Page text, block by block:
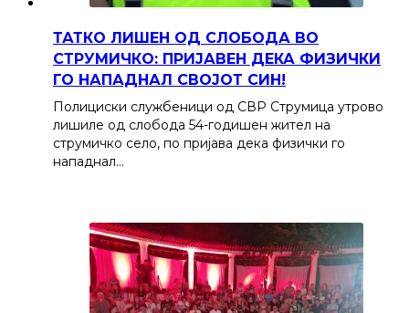
ТАТКО ЛИШЕН ОД СЛОБОДА ВО
СТРУМИЧКО: ПРИЈАВЕН ДЕКА ФИЗИЧКИ
ГО НАПАДНАЛ СВОЈОТ СИН!
Полициски службеници од СВР Струмица утрово
лишиле од слобода 54-годишен жител на
струмичко село, по пријава дека физички го
нападнал…